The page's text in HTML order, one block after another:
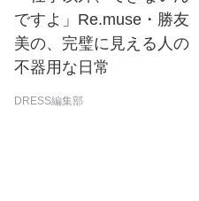
ですよ」Re.muse・勝友
美の、完璧に見える人の
不器用な日常
DRESS編集部